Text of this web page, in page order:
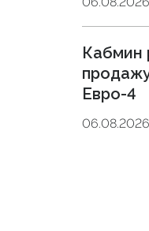
Кабмин
Евро-4